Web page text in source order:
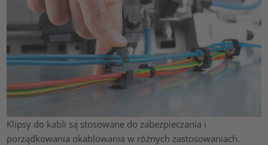
Klipsy do kabli są stosowane do zabezpieczania i
porządkowania okablowania w różnych zastosowaniach.